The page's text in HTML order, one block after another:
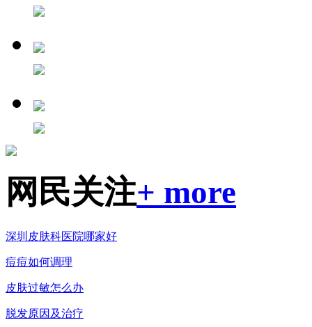
网民关注+ more
深圳皮肤科医院哪家好
痘痘如何调理
皮肤过敏怎么办
脱发原因及治疗